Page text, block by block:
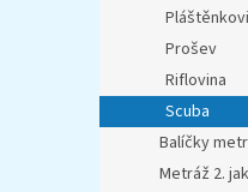
Prošev
Riflovina
Scuba
Balíčky
Metráž 2.